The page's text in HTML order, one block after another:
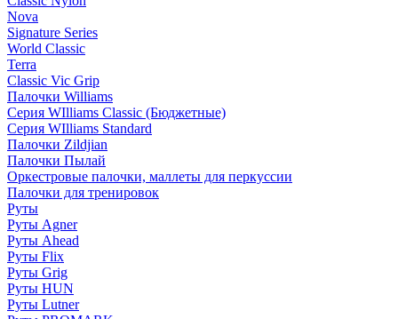
Nova
Signature Series
World Classic
Terra
Classic Vic Grip
Палочки Williams
Серия WIlliams Classic (Бюджетные)
Серия WIlliams Standard
Палочки Zildjian
Палочки Пылай
Оркестровые палочки, маллеты для перкуссии
Палочки для тренировок
Руты
Руты Agner
Руты Ahead
Руты Flix
Руты Grig
Руты HUN
Руты Lutner